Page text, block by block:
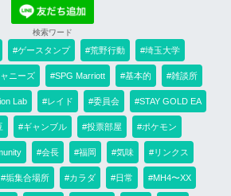
検索ワード
#ゲースタンプ #荒野行動 #埼玉大学
ニーズ #SPG Marriott #基本的 #雑談所
Lab #レイド #委員会 #STAY GOLD EA
#ギャンブル #投票部屋 #ポケモン
#会長 #福岡 #気味 #リンクス
#垢集合場所 #カラダ #日常 #MH4〜XX